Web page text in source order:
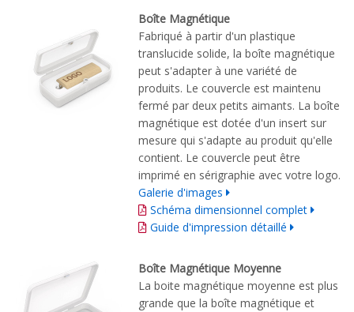
Boîte Magnétique
Fabriqué à partir d'un plastique
translucide solide, la boîte magnétique
peut s'adapter à une variété de
produits. Le couvercle est maintenu
fermé par deux petits aimants. La boîte
magnétique est dotée d'un insert sur
mesure qui s'adapte au produit qu'elle
contient. Le couvercle peut être
imprimé en sérigraphie avec votre logo.
Galerie d'images
Schéma dimensionnel complet
Guide d'impression détaillé
Boîte Magnétique Moyenne
La boite magnétique moyenne est plus
grande que la boîte magnétique et